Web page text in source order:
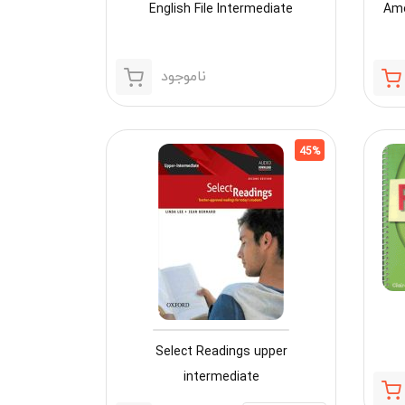
اصلی:
150,000 تومان
بود.
فعلی:
English File Intermediate
ناموجود
45%
Select Readings upper
intermediate